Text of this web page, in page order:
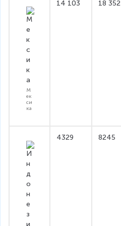
М
ек
си
ка
14 103 18 352
4329 8245